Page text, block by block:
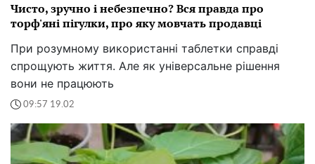
Чисто, зручно і небезпечно? Вся правда про
торф'яні пігулки, про яку мовчать продавці
При розумному використанні таблетки справді
спрощують життя. Але як універсальне рішення
вони не працюють
09:57 19.02